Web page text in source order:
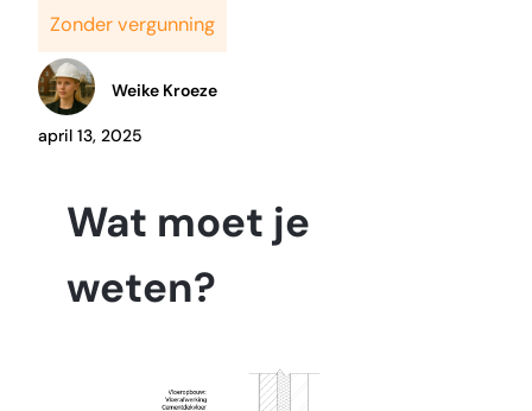
Zonder vergunning
Weike Kroeze
april 13, 2025
Wat moet je
weten?